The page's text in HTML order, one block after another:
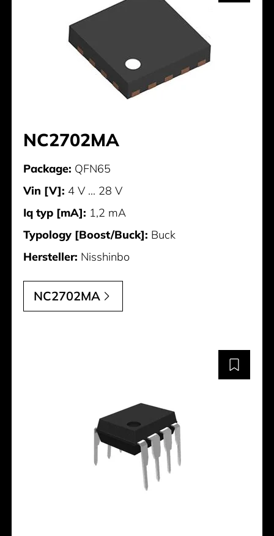
NC2702MA
Package: QFN65
Vin [V]: 4 V ... 28 V
Iq typ [mA]: 1,2 mA
Typology [Boost/Buck]: Buck
Hersteller: Nisshinbo
NC2702MA